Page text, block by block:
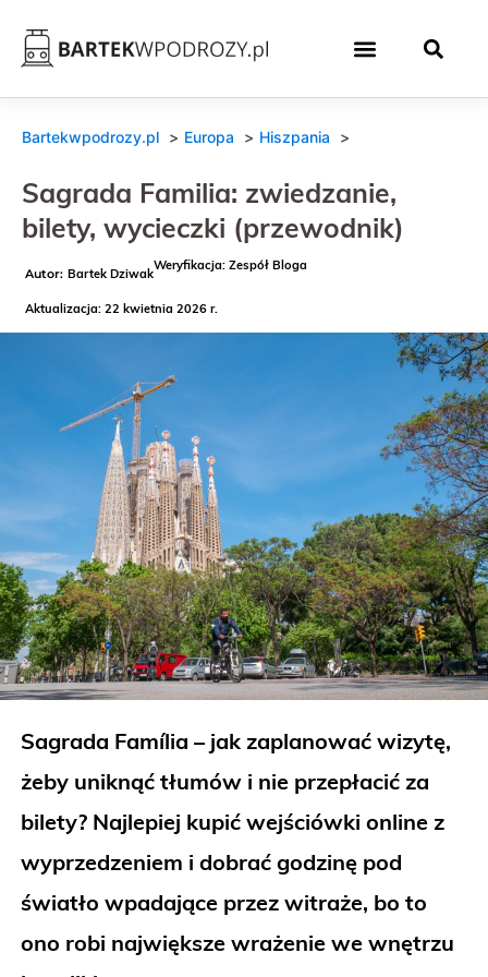
Bartekwpodrozy.pl Europa Hiszpania
Sagrada Familia: zwiedzanie,
bilety, wycieczki (przewodnik)
Bartek Dziwak
Weryfikacja: Zespół Bloga
Aktualizacja: 22 kwietnia 2026 r.
Sagrada Família – jak zaplanować wizytę,
żeby uniknąć tłumów i nie przepłacić za
bilety? Najlepiej kupić wejściówki online z
wyprzedzeniem i dobrać godzinę pod
światło wpadające przez witraże, bo to
ono robi największe wrażenie we wnętrzu